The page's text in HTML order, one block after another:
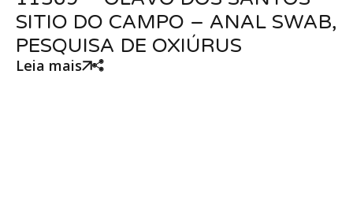
SITIO DO CAMPO – ANAL SWAB,
PESQUISA DE OXIÚRUS
Leia mais